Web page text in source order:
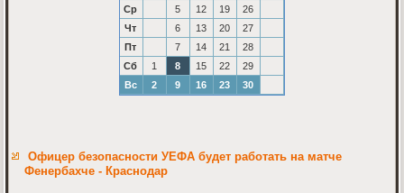
Ср
5 12 19
26
Чт
6 13 20
27
Пт
7 14 21
28
Сб
1 8 15 22
29
Вс
2 9 16 23 30
Офицер безопасности УЕФА будет работать на матче
Фенербахче - Краснодар